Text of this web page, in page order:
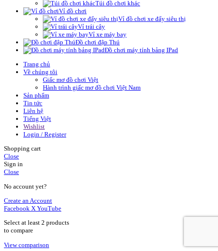
Túi đồ chơi khác
Vỉ đồ chơi
Vỉ đồ chơi xe đẩy siêu thị
Vỉ trái cây
Vỉ xe máy bay
Đồ chơi đập Thú
Đồ chơi máy tính bảng IPad
Trang chủ
Về chúng tôi
Giấc mơ đồ chơi Việt
Hành trình giấc mơ đồ chơi Việt Nam
Sản phẩm
Tin tức
Liên hệ
Tiếng Việt
Wishlist
Login / Register
Shopping cart
Close
Sign in
Close
No account yet?
Create an Account
Facebook X YouTube
Select at least 2 products
to compare
View comparison